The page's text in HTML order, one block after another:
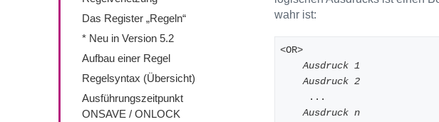
Das Register „Regeln“
* Neu in Version 5.2
Aufbau einer Regel
Regelsyntax (Übersicht)
Ausführungszeitpunkt
ONSAVE / ONLOCK
wahr ist:
<OR>
Ausdruck 1
Ausdruck 2
     ...
Ausdruck n